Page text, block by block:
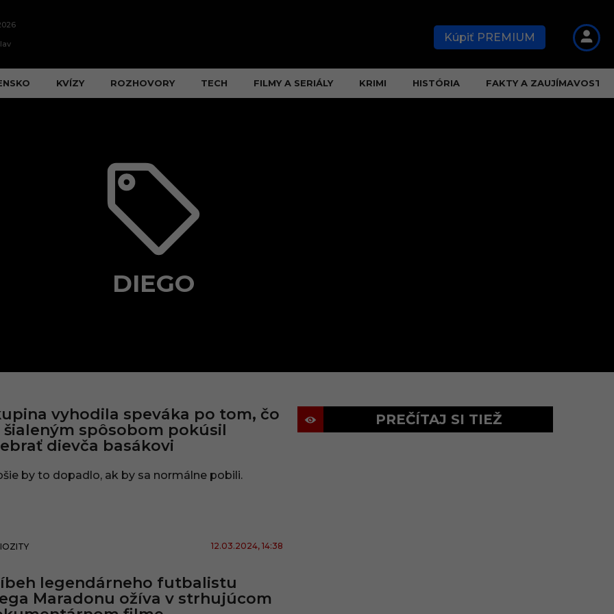
Kúpiť PREMIUM
KVÍZY ROZHOVORY TECH FILMY A SERIÁLY KRIMI HISTÓRIA FAKTY A ZAUJÍMAVOSTI
DIEGO
vyhodila speváka po tom, čo
šialeným spôsobom pokúsil
dievča basákovi
by to dopadlo, ak by sa normálne pobili.
12.03.2024, 14:38
legendárneho futbalistu
Maradonu ožíva v strhujúcom
PREČÍTAJ SI TIEŽ